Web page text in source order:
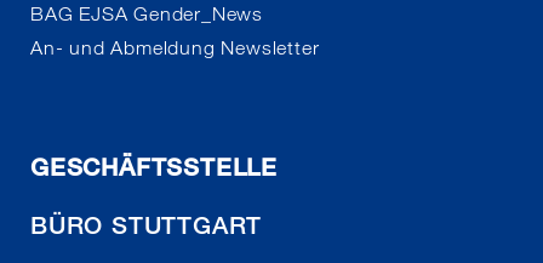
BAG EJSA Gender_News
An- und Abmeldung Newsletter
GESCHÄFTSSTELLE
BÜRO STUTTGART